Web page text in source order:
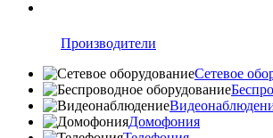
Производители
Сетевое
Домофония